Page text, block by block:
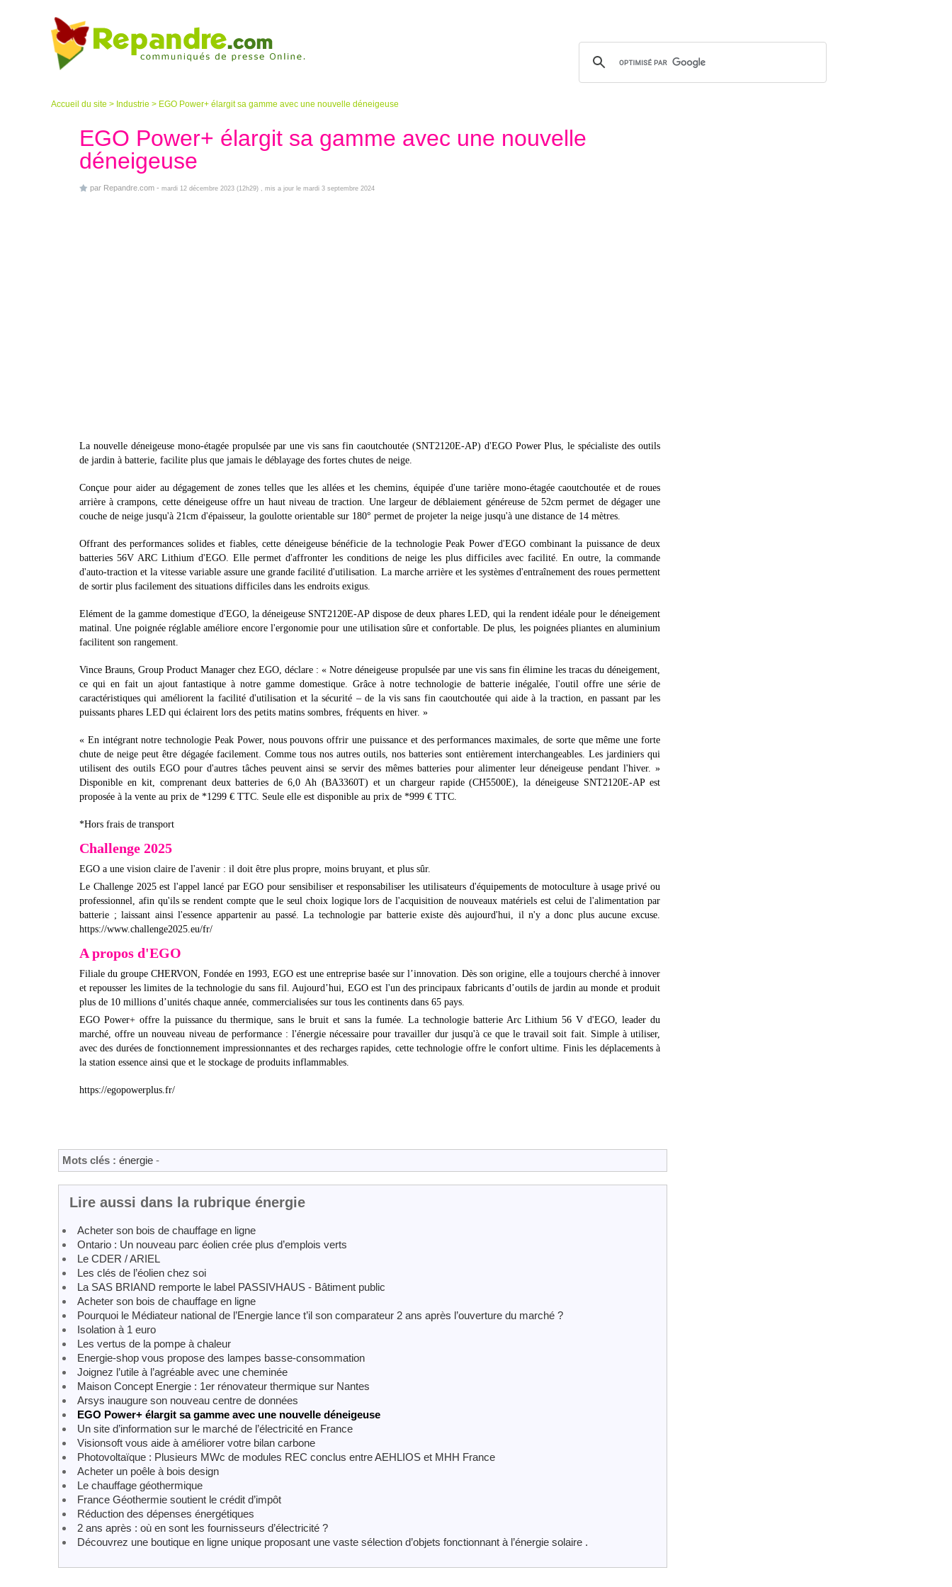
Accueil du site > Industrie > EGO Power+ élargit sa gamme avec une nouvelle déneigeuse
EGO Power+ élargit sa gamme avec une nouvelle
déneigeuse
par Repandre.com - mardi 12 décembre 2023 (12h29) , mis a jour le mardi 3 septembre 2024
La nouvelle déneigeuse mono-étagée propulsée par une vis sans fin caoutchoutée (SNT2120E-AP) d'EGO Power Plus, le spécialiste des outils
de jardin à batterie, facilite plus que jamais le déblayage des fortes chutes de neige.
Conçue pour aider au dégagement de zones telles que les allées et les chemins, équipée d'une tarière mono-étagée caoutchoutée et de roues
arrière à crampons, cette déneigeuse offre un haut niveau de traction. Une largeur de déblaiement généreuse de 52cm permet de dégager une
couche de neige jusqu'à 21cm d'épaisseur, la goulotte orientable sur 180° permet de projeter la neige jusqu'à une distance de 14 mètres.
Offrant des performances solides et fiables, cette déneigeuse bénéficie de la technologie Peak Power d'EGO combinant la puissance de deux
batteries 56V ARC Lithium d'EGO. Elle permet d'affronter les conditions de neige les plus difficiles avec facilité. En outre, la commande
d'auto-traction et la vitesse variable assure une grande facilité d'utilisation. La marche arrière et les systèmes d'entraînement des roues permettent
de sortir plus facilement des situations difficiles dans les endroits exigus.
Elément de la gamme domestique d'EGO, la déneigeuse SNT2120E-AP dispose de deux phares LED, qui la rendent idéale pour le déneigement
matinal. Une poignée réglable améliore encore l'ergonomie pour une utilisation sûre et confortable. De plus, les poignées pliantes en aluminium
facilitent son rangement.
Vince Brauns, Group Product Manager chez EGO, déclare : « Notre déneigeuse propulsée par une vis sans fin élimine les tracas du déneigement,
ce qui en fait un ajout fantastique à notre gamme domestique. Grâce à notre technologie de batterie inégalée, l'outil offre une série de
caractéristiques qui améliorent la facilité d'utilisation et la sécurité – de la vis sans fin caoutchoutée qui aide à la traction, en passant par les
puissants phares LED qui éclairent lors des petits matins sombres, fréquents en hiver. »
« En intégrant notre technologie Peak Power, nous pouvons offrir une puissance et des performances maximales, de sorte que même une forte
chute de neige peut être dégagée facilement. Comme tous nos autres outils, nos batteries sont entièrement interchangeables. Les jardiniers qui
utilisent des outils EGO pour d'autres tâches peuvent ainsi se servir des mêmes batteries pour alimenter leur déneigeuse pendant l'hiver. »
Disponible en kit, comprenant deux batteries de 6,0 Ah (BA3360T) et un chargeur rapide (CH5500E), la déneigeuse SNT2120E-AP est
proposée à la vente au prix de *1299 € TTC. Seule elle est disponible au prix de *999 € TTC.
*Hors frais de transport
Challenge 2025
EGO a une vision claire de l'avenir : il doit être plus propre, moins bruyant, et plus sûr.
Le Challenge 2025 est l'appel lancé par EGO pour sensibiliser et responsabiliser les utilisateurs d'équipements de motoculture à usage privé ou
professionnel, afin qu'ils se rendent compte que le seul choix logique lors de l'acquisition de nouveaux matériels est celui de l'alimentation par
batterie ; laissant ainsi l'essence appartenir au passé. La technologie par batterie existe dès aujourd'hui, il n'y a donc plus aucune excuse.
https://www.challenge2025.eu/fr/
A propos d'EGO
Filiale du groupe CHERVON, Fondée en 1993, EGO est une entreprise basée sur l’innovation. Dès son origine, elle a toujours cherché à innover
et repousser les limites de la technologie du sans fil. Aujourd’hui, EGO est l'un des principaux fabricants d’outils de jardin au monde et produit
plus de 10 millions d’unités chaque année, commercialisées sur tous les continents dans 65 pays.
EGO Power+ offre la puissance du thermique, sans le bruit et sans la fumée. La technologie batterie Arc Lithium 56 V d'EGO, leader du
marché, offre un nouveau niveau de performance : l'énergie nécessaire pour travailler dur jusqu'à ce que le travail soit fait. Simple à utiliser,
avec des durées de fonctionnement impressionnantes et des recharges rapides, cette technologie offre le confort ultime. Finis les déplacements à
la station essence ainsi que et le stockage de produits inflammables.
https://egopowerplus.fr/
Mots clés : énergie -
Lire aussi dans la rubrique énergie
Acheter son bois de chauffage en ligne
Ontario : Un nouveau parc éolien crée plus d’emplois verts
Le CDER / ARIEL
Les clés de l’éolien chez soi
La SAS BRIAND remporte le label PASSIVHAUS - Bâtiment public
Acheter son bois de chauffage en ligne
Pourquoi le Médiateur national de l’Energie lance t’il son comparateur 2 ans après l’ouverture du marché ?
Isolation à 1 euro
Les vertus de la pompe à chaleur
Energie-shop vous propose des lampes basse-consommation
Joignez l’utile à l’agréable avec une cheminée
Maison Concept Energie : 1er rénovateur thermique sur Nantes
Arsys inaugure son nouveau centre de données
EGO Power+ élargit sa gamme avec une nouvelle déneigeuse
Un site d’information sur le marché de l’électricité en France
Visionsoft vous aide à améliorer votre bilan carbone
Photovoltaïque : Plusieurs MWc de modules REC conclus entre AEHLIOS et MHH France
Acheter un poêle à bois design
Le chauffage géothermique
France Géothermie soutient le crédit d’impôt
Réduction des dépenses énergétiques
2 ans après : où en sont les fournisseurs d’électricité ?
Découvrez une boutique en ligne unique proposant une vaste sélection d’objets fonctionnant à l’énergie solaire .